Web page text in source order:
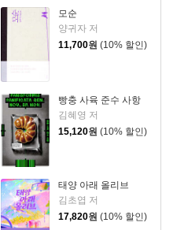
모순
양귀자 저
11,700원 (10% 할인)
빵충 사육 준수 사항
김혜영 저
15,120원 (10% 할인)
태양 아래 올리브
김초엽 저
17,820원 (10% 할인)